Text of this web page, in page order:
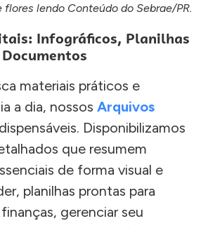
flores lendo Conteúdo do Sebrae/PR.
Infográficos, Planilhas
materiais práticos e
a dia, nossos Arquivos
Disponibilizamos
que resumem
de forma visual e
planilhas prontas para
gerenciar seu